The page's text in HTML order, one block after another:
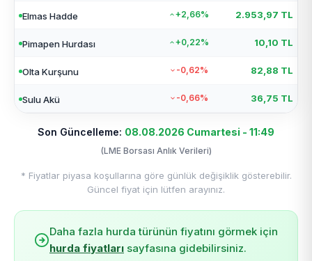
Elmas Hadde +2,66% 2.953,97 TL
Pimapen Hurdası +0,22% 10,10 TL
Olta Kurşunu -0,62% 82,88 TL
Sulu Akü -0,66% 36,75 TL
Son Güncelleme: 08.08.2026 Cumartesi - 11:49
(LME Borsası Anlık Verileri)
* Fiyatlar piyasa koşullarına göre günlük değişiklik gösterebilir.
Güncel fiyat için lütfen arayınız.
Daha fazla hurda türünün fiyatını görmek için
hurda fiyatları sayfasına gidebilirsiniz.